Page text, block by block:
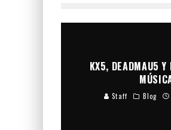
KX5, DEADMAU5 Y
Staff Blog